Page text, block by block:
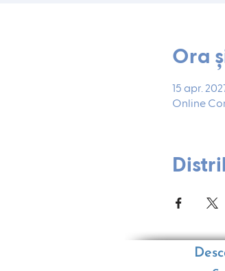
Ora
15 apr.
Online